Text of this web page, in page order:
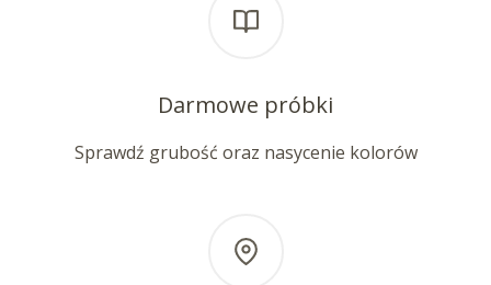
Darmowe próbki
Sprawdź grubość oraz nasycenie kolorów